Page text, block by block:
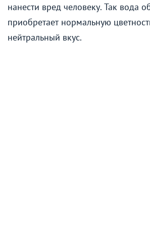
нанести вред человеку. Так вода
приобретает нормальную
нейтральный вкус.